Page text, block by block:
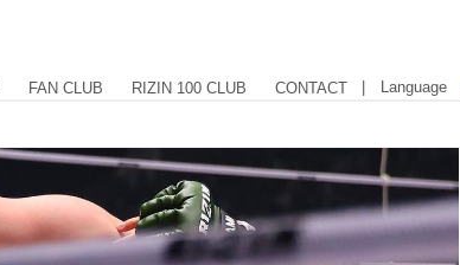
FAN CLUB RIZIN 100 CLUB CONTACT | Language